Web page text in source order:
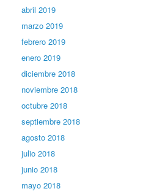
abril 2019
marzo 2019
febrero 2019
enero 2019
diciembre 2018
noviembre 2018
octubre 2018
septiembre 2018
agosto 2018
julio 2018
junio 2018
mayo 2018